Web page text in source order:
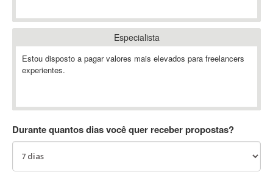
Ableton
Ableton Push
Abstract
AC3
Especialista
Estou disposto a pagar valores mais elevados para freelancers
experientes.
Durante quantos dias você quer receber propostas?